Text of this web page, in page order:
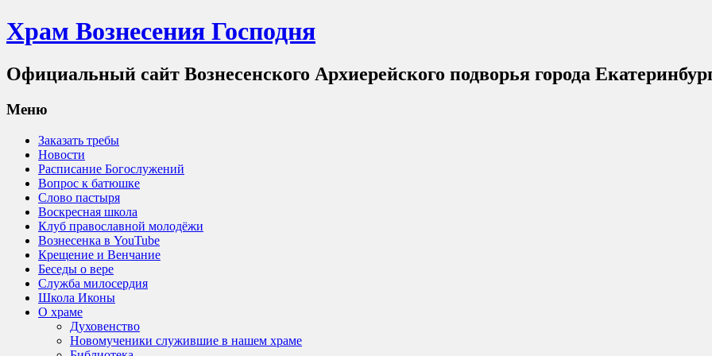
Храм Вознесения Господня
Официальный сайт Вознесенского Архиерейского подворья города
Меню
Заказать требы
Новости
Расписание Богослужений
Вопрос к батюшке
Слово пастыря
Воскресная школа
Клуб православной молодёжи
Вознесенка в YouTube
Крещение и Венчание
Беседы о вере
Служба милосердия
Школа Иконы
О храме
Духовенство
Новомученики служившие в нашем храме